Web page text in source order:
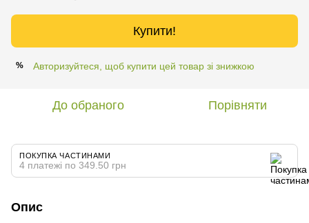
Купити!
% Авторизуйтеся, щоб купити цей товар зі знижкою
До обраного Порівняти
ПОКУПКА ЧАСТИНАМИ
4 платежі по 349.50 грн
Опис